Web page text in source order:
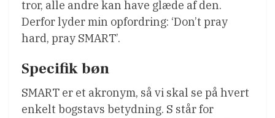
tror, alle andre kan have glæde af den.
Derfor lyder min opfordring: ‘Don’t pray
hard, pray SMART’.
Specifik bøn
SMART er et akronym, så vi skal se på hvert
enkelt bogstavs betydning. S står for